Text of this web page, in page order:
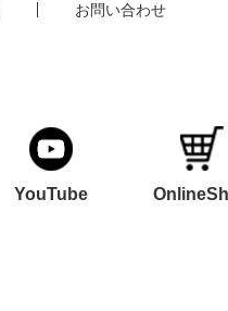
お問い合わせ
YouTube